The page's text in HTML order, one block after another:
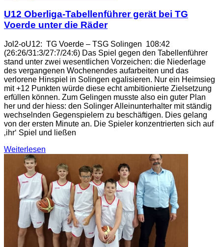
U12 Oberliga-Tabellenführer gerät bei TG
Voerde unter die Räder
Jol2-oU12: TG Voerde – TSG Solingen 108:42
(26:26/31:3/27:7/24:6) Das Spiel gegen den Tabellenführer
stand unter zwei wesentlichen Vorzeichen: die Niederlage
des vergangenen Wochenendes aufarbeiten und das
verlorene Hinspiel in Solingen egalisieren. Nur ein Heimsieg
mit +12 Punkten würde diese echt ambitionierte Zielsetzung
erfüllen können. Zum Gelingen musste also ein guter Plan
her und der hiess: den Solinger Alleinunterhalter mit ständig
wechselnden Gegenspielern zu beschäftigen. Dies gelang
von der ersten Minute an. Die Spieler konzentrierten sich auf
‚ihr‘ Spiel und ließen
Weiterlesen